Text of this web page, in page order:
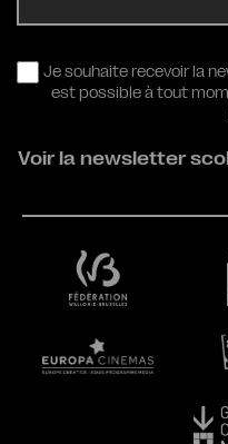
Je souhaite recevoir la
est possible à tout
Voir la newsletter